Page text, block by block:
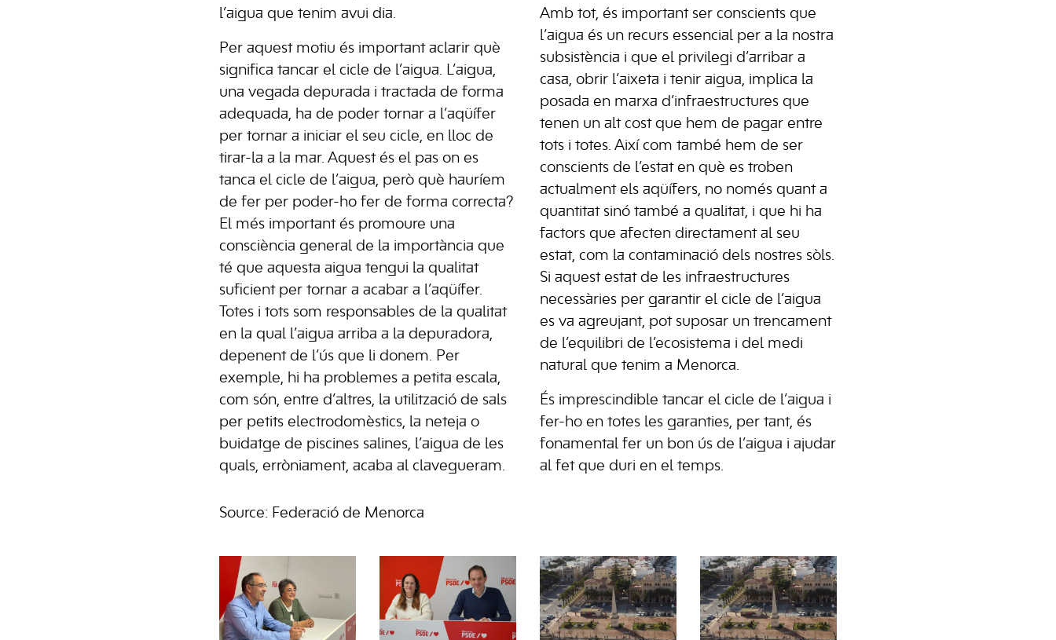
l’aigua que tenim avui dia.
Per aquest motiu és important aclarir què
significa tancar el cicle de l’aigua. L’aigua,
una vegada depurada i tractada de forma
adequada, ha de poder tornar a l’aqüífer
per tornar a iniciar el seu cicle, en lloc de
tirar-la a la mar. Aquest és el pas on es
tanca el cicle de l’aigua, però què hauríem
de fer per poder-ho fer de forma correcta?
El més important és promoure una
consciència general de la importància que
té que aquesta aigua tengui la qualitat
suficient per tornar a acabar a l’aqüífer.
Totes i tots som responsables de la qualitat
en la qual l’aigua arriba a la depuradora,
depenent de l’ús que li donem. Per
exemple, hi ha problemes a petita escala,
com són, entre d’altres, la utilització de sals
per petits electrodomèstics, la neteja o
buidatge de piscines salines, l’aigua de les
quals, erròniament, acaba al clavegueram.
Amb tot, és important ser conscients que
l’aigua és un recurs essencial per a la nostra
subsistència i que el privilegi d’arribar a
casa, obrir l’aixeta i tenir aigua, implica la
posada en marxa d’infraestructures que
tenen un alt cost que hem de pagar entre
tots i totes. Així com també hem de ser
conscients de l’estat en què es troben
actualment els aqüífers, no només quant a
quantitat sinó també a qualitat, i que hi ha
factors que afecten directament al seu
estat, com la contaminació dels nostres sòls.
Si aquest estat de les infraestructures
necessàries per garantir el cicle de l’aigua
es va agreujant, pot suposar un trencament
de l’equilibri de l’ecosistema i del medi
natural que tenim a Menorca.
És imprescindible tancar el cicle de l’aigua i
fer-ho en totes les garanties, per tant, és
fonamental fer un bon ús de l’aigua i ajudar
al fet que duri en el temps.
Source: Federació de Menorca